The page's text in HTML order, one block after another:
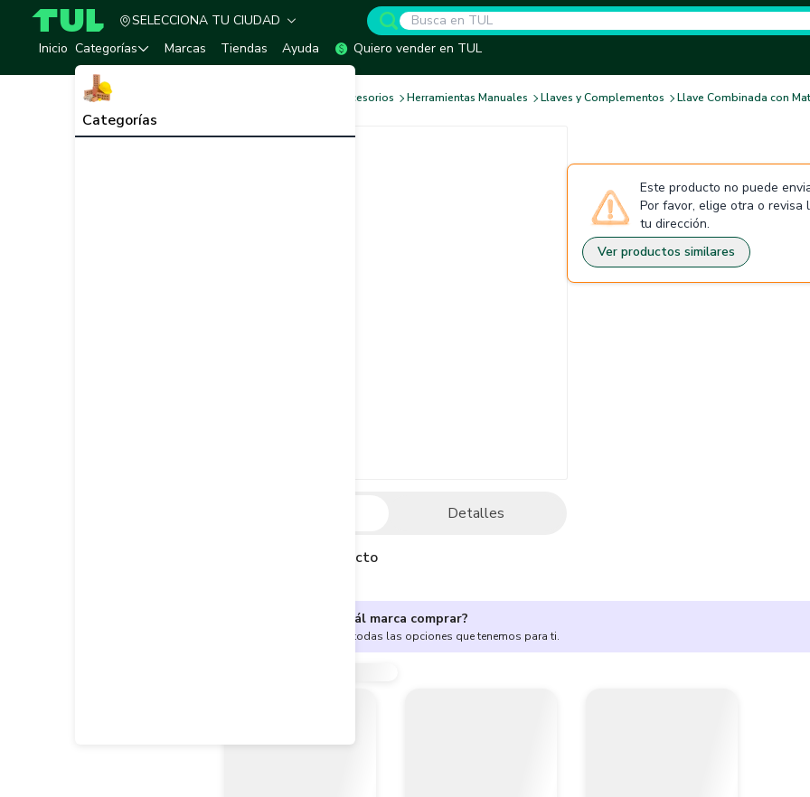
TUL - Tu Marketplace de Construcción
SELECCIONA TU CIUDAD
Inicio Categorías
Categorías
Marcas Tiendas Ayuda Quiero vender en TUL
Herramientas, Equipos y Accesorios Herramientas Manuales Llaves y Complementos Llave Combinada con
Detalles
Descripción del producto
Este producto no puede
Por favor, elige otra o revisa
tu dirección.
Ver productos similares
¿No sabes cuál marca comprar?
Encuentra aquí todas las opciones que tenemos para ti.